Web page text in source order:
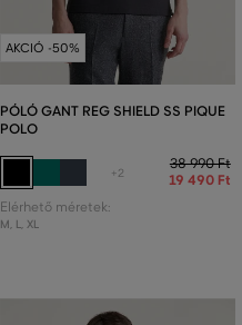
AKCIÓ -50%
PÓLÓ GANT REG SHIELD SS PIQUE
POLO
+2
38 990 Ft
19 490 Ft
Elérhető méretek:
M, L, XL